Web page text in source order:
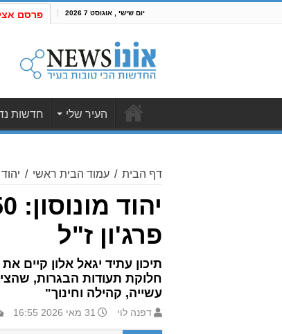
יום שישי , אוגוסט 7 2026 פרסם
העיר שלי חדשות
דף הבית / עמוד הבית ראשי / יהוד מונוסון: 350
פרג'ון ז"ל
תיכון עתיד יגאל אלון
חלוקת תעודות הבגרות,
עשייה, קהילה וחינוך"
דפנה לוי 31 מאי 2026 16:55